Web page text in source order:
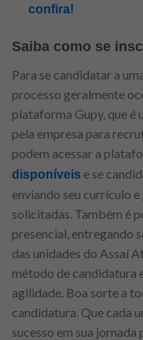
confira!
Saiba como se
Para se candidatar a
processo geralmente
plataforma Gupy, que é
pela empresa para
podem acessar a
disponíveis e se
enviando seu currículo
solicitadas. Também é
presencial, entregando
das unidades do Assaí
método de candidatura
agilidade. Boa sorte a
candidatura. Que cada
sucesso em sua